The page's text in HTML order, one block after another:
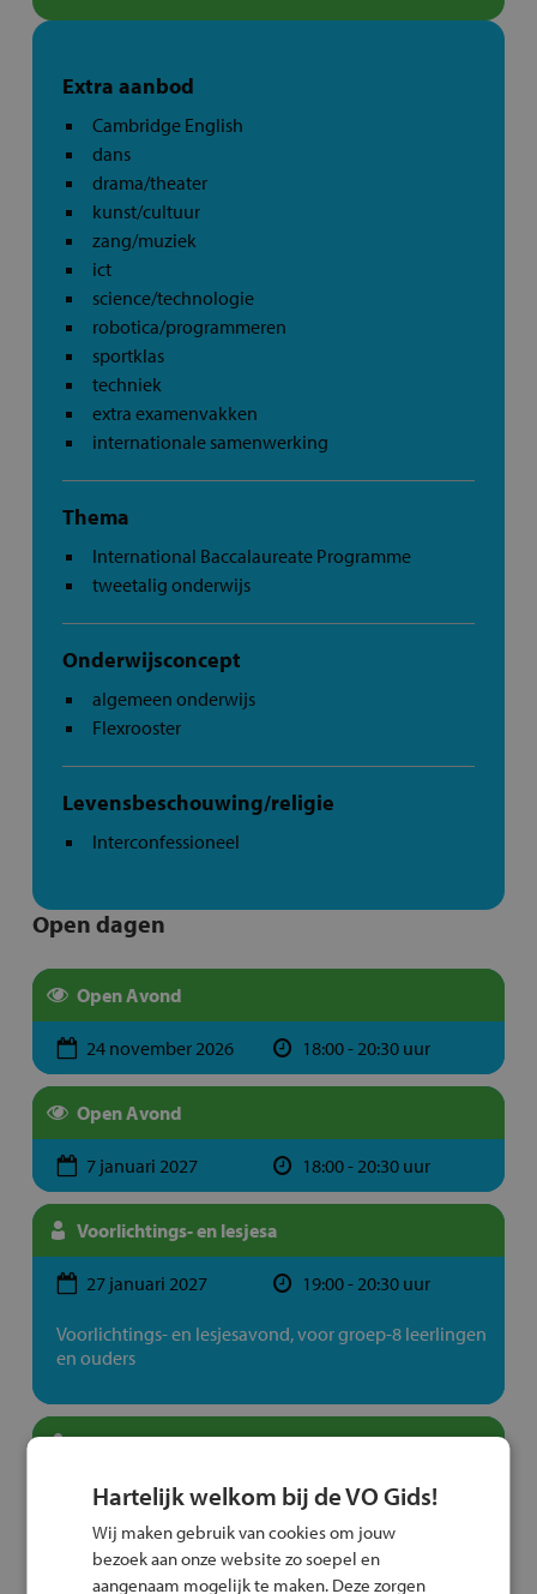
Open dagen
Open Avond
24 november 2026 18:00 - 20:30 uur
Open Avond
7 januari 2027 18:00 - 20:30 uur
Voorlichtings- en lesjesa
27 januari 2027 19:00 - 20:30 uur
Voorlichtings- en lesjesavond, voor groep-8 leerlingen
en ouders
Voorlichtings- en lesjesa
16 februari 2027 19:00 - 20:30 uur
Voorlichtings- en lesjesavond, voor groep-8 leerlingen
en ouders
Extra aanbod
Cambridge English
dans
drama/theater
kunst/cultuur
zang/muziek
ict
science/technologie
robotica/programmeren
sportklas
techniek
extra examenvakken
internationale samenwerking
Thema
International Baccalaureate Programme
tweetalig onderwijs
Onderwijsconcept
algemeen onderwijs
Flexrooster
Levensbeschouwing/religie
Interconfessioneel
Hartelijk welkom bij de VO Gids!
Wij maken gebruik van cookies om jouw
bezoek aan onze website zo soepel en
aangenaam mogelijk te maken. Deze zorgen